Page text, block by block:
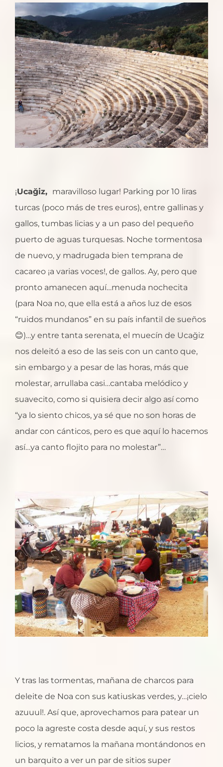
¡Ucağiz, maravilloso lugar! Parking por 10 liras
turcas (poco más de tres euros), entre gallinas y
gallos, tumbas licias y a un paso del pequeño
puerto de aguas turquesas. Noche tormentosa
de nuevo, y madrugada bien temprana de
cacareo ¡a varias voces!, de gallos. Ay, pero que
pronto amanecen aquí…menuda nochecita
(para Noa no, que ella está a años luz de esos
“ruidos mundanos” en su país infantil de sueños
😊)…y entre tanta serenata, el muecín de Ucağiz
nos deleitó a eso de las seis con un canto que,
sin embargo y a pesar de las horas, más que
molestar, arrullaba casi…cantaba melódico y
suavecito, como si quisiera decir algo así como
“ya lo siento chicos, ya sé que no son horas de
andar con cánticos, pero es que aquí lo hacemos
así…ya canto flojito para no molestar”…
Y tras las tormentas, mañana de charcos para
deleite de Noa con sus katiuskas verdes, y…¡cielo
azuuul!. Así que, aprovechamos para patear un
poco la agreste costa desde aquí, y sus restos
licios, y rematamos la mañana montándonos en
un barquito a ver un par de sitios super